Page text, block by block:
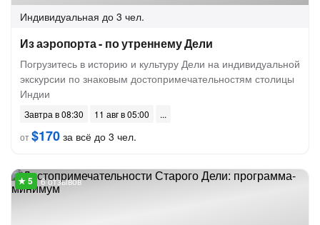
Индивидуальная до 3 чел.
Из аэропорта - по утреннему Дели
Погрузитесь в историю и культуру Дели на индивидуальной
экскурсии по знаковым достопримечательностям столицы
Индии
Завтра в 08:30
11 авг в 05:00
от$170 за всё до 3 чел.
6 отзывов